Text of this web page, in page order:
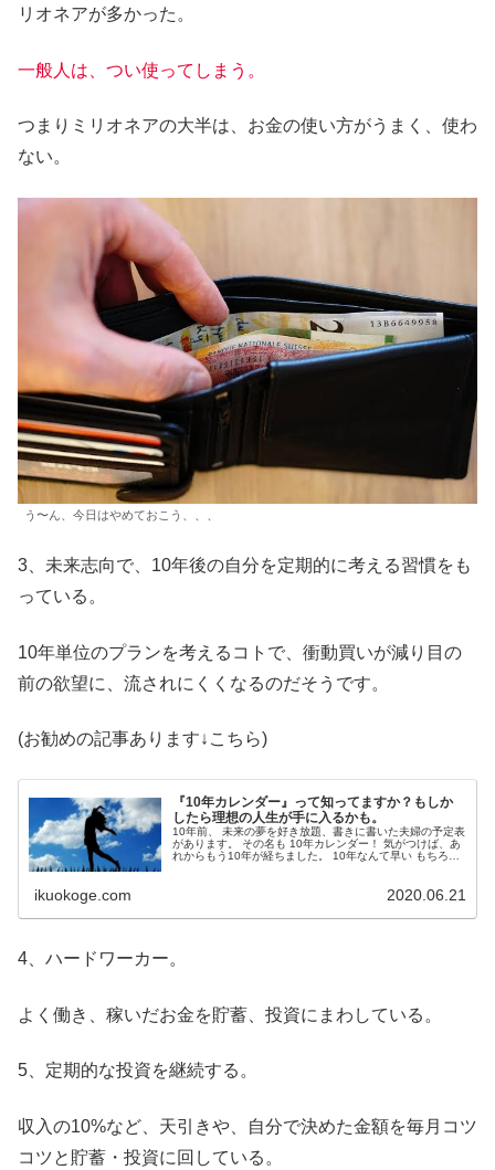
リオネアが多かった。
一般人は、つい使ってしまう。
つまりミリオネアの大半は、お金の使い方がうまく、使わ
ない。
う〜ん、今日はやめておこう、、、
3、未来志向で、10年後の自分を定期的に考える習慣をも
っている。
10年単位のプランを考えるコトで、衝動買いが減り目の
前の欲望に、流されにくくなるのだそうです。
(お勧めの記事あります↓こちら)
『10年カレンダー』って知ってますか？もしか
したら理想の人生が手に入るかも。
10年前、 未来の夢を好き放題、書きに書いた夫婦の予定表
があります。 その名も 10年カレンダー！ 気がつけば、あ
れからもう10年が経ちました。 10年なんて早い もちろ
ikuokoge.com 2020.06.21
4、ハードワーカー。
よく働き、稼いだお金を貯蓄、投資にまわしている。
5、定期的な投資を継続する。
収入の10%など、天引きや、自分で決めた金額を毎月コツ
コツと貯蓄・投資に回している。